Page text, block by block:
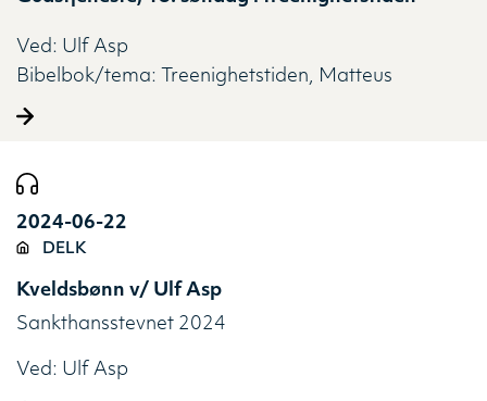
Ved: Ulf Asp
Bibelbok/tema: Treenighetstiden Matteus
2024-06-22
DELK
Kveldsbønn v/ Ulf Asp
Sankthansstevnet 2024
Ved: Ulf Asp